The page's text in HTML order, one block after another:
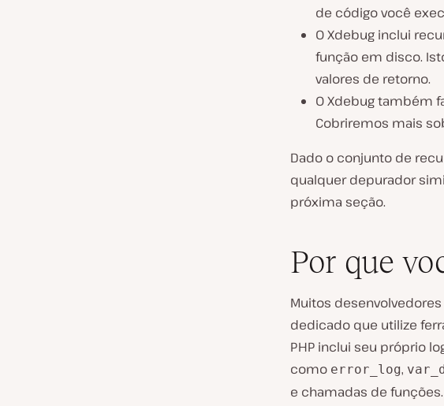
de código você
O Xdebug inclui
função em disco.
valores de retorno.
O Xdebug também
Cobriremos mais
Dado o conjunto de
qualquer depurador
próxima seção.
Por que
Muitos
dedicado que utilize
PHP inclui seu próprio
como error_log,
e chamadas de funções.